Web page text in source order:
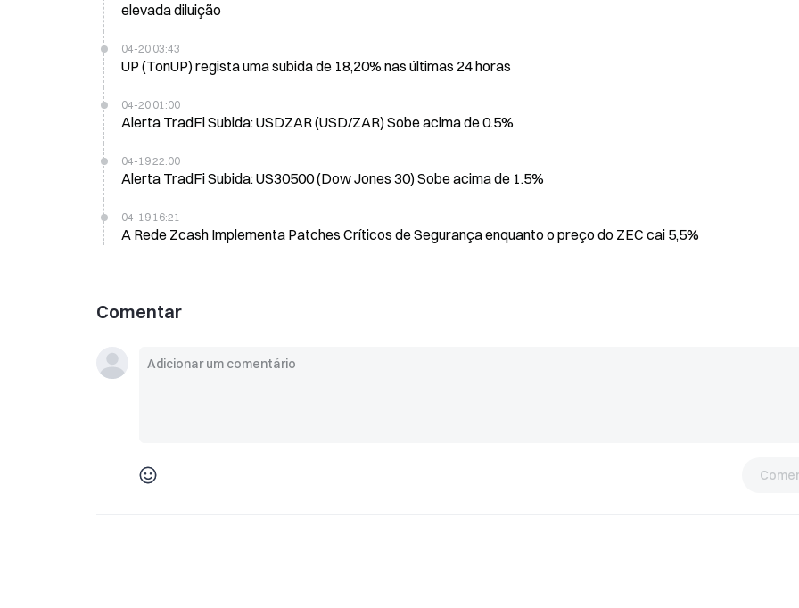
elevada diluição
04-20 03:43
UP (TonUP) regista uma subida de 18,20% nas últimas 24 horas
04-20 01:00
Alerta TradFi Subida: USDZAR (USD/ZAR) Sobe acima de 0.5%
04-19 22:00
Alerta TradFi Subida: US30500 (Dow Jones 30) Sobe acima de 1.5%
04-19 16:21
A Rede Zcash Implementa Patches Críticos de Segurança enquanto o preço do ZEC cai 5,5%
Comentar